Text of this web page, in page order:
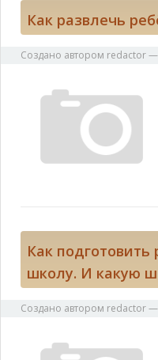
Как развлечь
Создано автором redactor—
Как
школу. И какую
Создано автором redactor—